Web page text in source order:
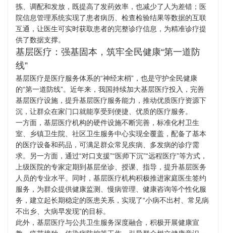
拣、调配和发放，既提高了发药效率，也减少了人为差错；医
院信息管理系统实现了患者病历、检查检验结果等数据的互联
互通，让医生可实时获取患者的完整诊疗信息，为精准诊疗提
供了数据支撑。
基层医疗：强基固本，筑牢全民健康“第一道防
线”
基层医疗是医疗服务体系的“神经末梢”，也是守护全民健康
的“第一道防线”。近年来，我国持续加大基层医疗投入，完善
基层医疗设施，提升基层医疗服务能力，推动优质医疗资源下
沉，让群众在家门口就能享受到便捷、优质的医疗服务。
一方面，基层医疗机构的硬件设施不断完善，标准化村卫生
室、乡镇卫生院、社区卫生服务中心实现全覆盖，配备了基本
的医疗设备和药品，可满足群众常见疾病、多发病的诊疗需
求。另一方面，通过“对口支援”“医师下沉”“远程医疗”等方式，
上级医院的专家定期到基层坐诊、授课、指导，提升基层医务
人员的专业水平。同时，基层医疗机构积极推进家庭医生签约
服务，为群众提供健康监测、慢病管理、健康咨询等个性化服
务，建立起长期稳定的医患关系，实现了“小病不出村、常见病
不出乡、大病早发现”的目标。
此外，基层医疗与公共卫生服务深度融合，积极开展健康宣